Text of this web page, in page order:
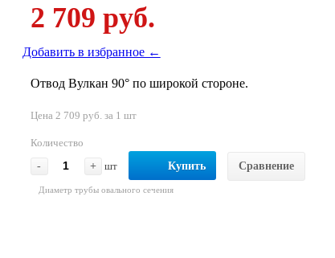
2 709 руб.
Добавить в избранное ←
Отвод Вулкан 90° по широкой стороне.
Цена 2 709 руб. за 1 шт
Количество
-
+ шт Купить Сравнение
Диаметр трубы овального сечения